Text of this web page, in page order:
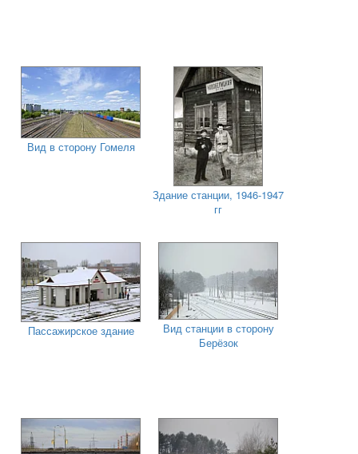
Вид в сторону Гомеля
Здание станции, 1946-1947
гг
Пассажирское здание
Вид станции в сторону
Берёзок